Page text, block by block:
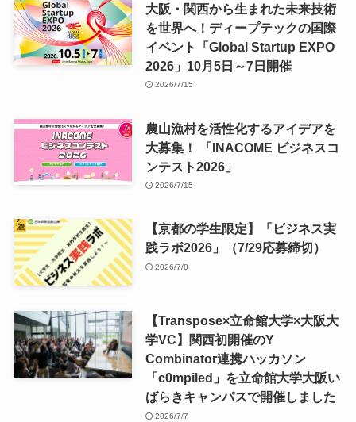
大阪・関西から生まれた未来技術
を世界へ！ディープテックの国際
イベント「Global Startup EXPO
2026」10月5日～7日開催
2026/7/15
農山漁村を活性化するアイデアを
大募集！ 「INACOME ビジネスコ
ンテスト2026」
2026/7/15
【京都の学生限定】「ビジネス実
践ラボ2026」（7/29応募締切）
2026/7/8
【Transpose×立命館大学×大阪大
学VC】関西初開催のY
Combinator連携ハッカソン
「c0mpiled」を立命館大学大阪い
ばらきキャンパスで開催しました
2026/7/7